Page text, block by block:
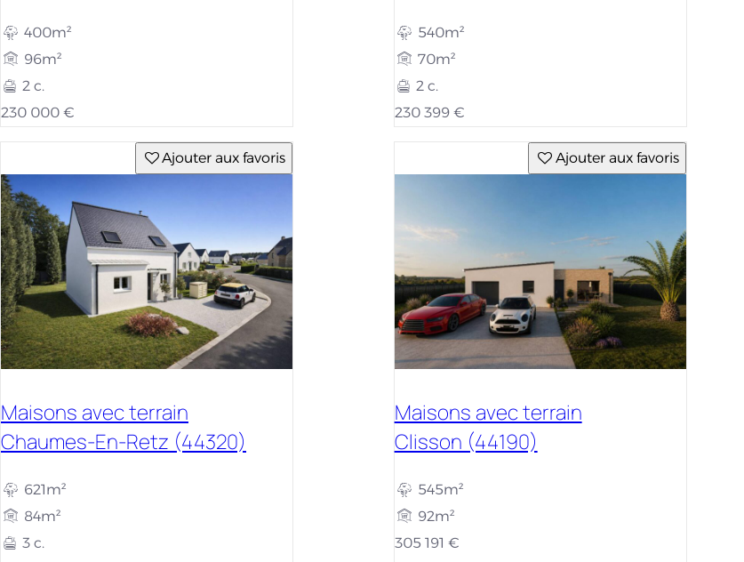
400m²
96m²
2 c.
230 000 €
540m²
70m²
2 c.
230 399 €
Ajouter aux favoris
Maisons avec terrain
Chaumes-En-Retz (44320)
621m²
84m²
3 c.
Ajouter aux favoris
Maisons avec terrain
Clisson (44190)
545m²
92m²
305 191 €